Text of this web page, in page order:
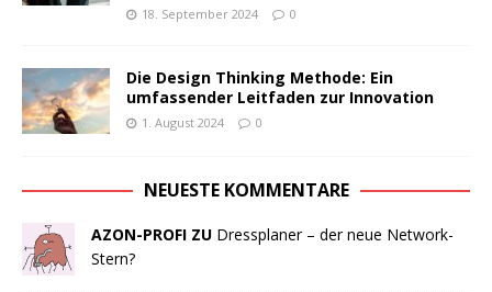
18. September 2024 0
Die Design Thinking Methode: Ein
umfassender Leitfaden zur Innovation
1. August 2024 0
NEUESTE KOMMENTARE
AZON-PROFI ZU Dressplaner – der neue Network-
Stern?